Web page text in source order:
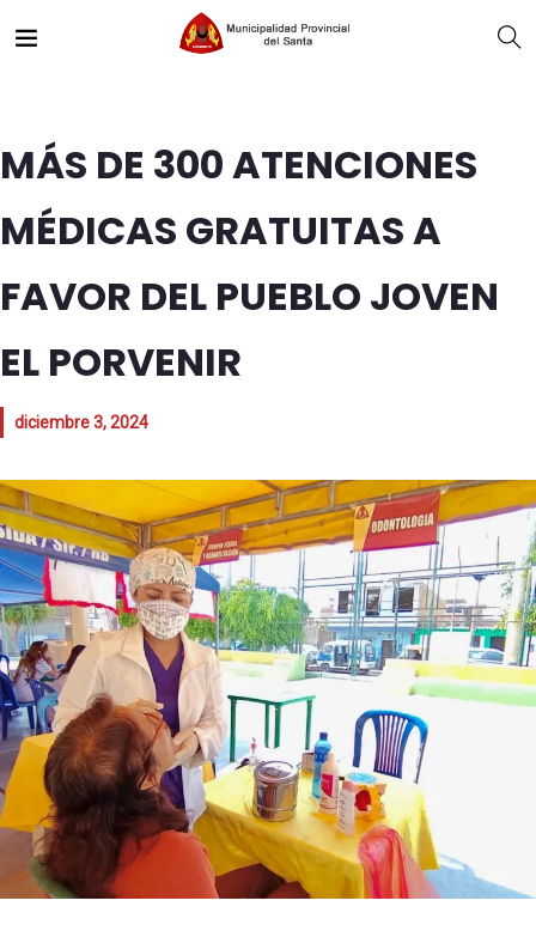
MÁS DE 300 ATENCIONES
MÉDICAS GRATUITAS A
FAVOR DEL PUEBLO JOVEN
EL PORVENIR
diciembre 3, 2024